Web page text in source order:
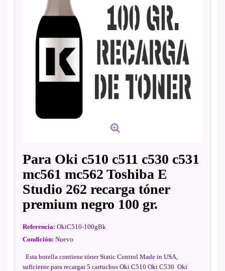
Para Oki c510 c511 c530 c531
mc561 mc562 Toshiba E
Studio 262 recarga tóner
premium negro 100 gr.
Referencia: OkiC510-100gBk
Condición: Nuevo
Esta botella contiene tóner Static Control Made in USA,
suficiente para recargar 5 cartuchos Oki C510 Oki C530 Oki